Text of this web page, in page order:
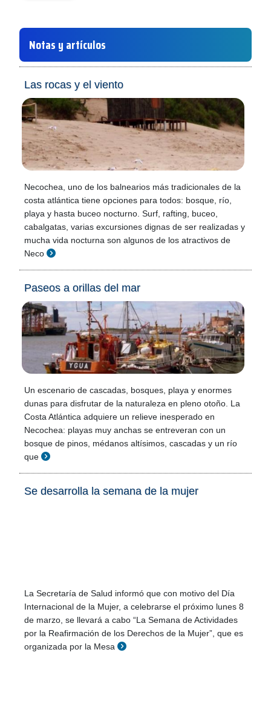
Notas y artículos
Las rocas y el viento
Necochea, uno de los balnearios más tradicionales de la
costa atlántica tiene opciones para todos: bosque, río,
playa y hasta buceo nocturno. Surf, rafting, buceo,
cabalgatas, varias excursiones dignas de ser realizadas y
mucha vida nocturna son algunos de los atractivos de
Neco
Paseos a orillas del mar
Un escenario de cascadas, bosques, playa y enormes
dunas para disfrutar de la naturaleza en pleno otoño. La
Costa Atlántica adquiere un relieve inesperado en
Necochea: playas muy anchas se entreveran con un
bosque de pinos, médanos altísimos, cascadas y un río
que
Se desarrolla la semana de la mujer
La Secretaría de Salud informó que con motivo del Día
Internacional de la Mujer, a celebrarse el próximo lunes 8
de marzo, se llevará a cabo “La Semana de Actividades
por la Reafirmación de los Derechos de la Mujer”, que es
organizada por la Mesa